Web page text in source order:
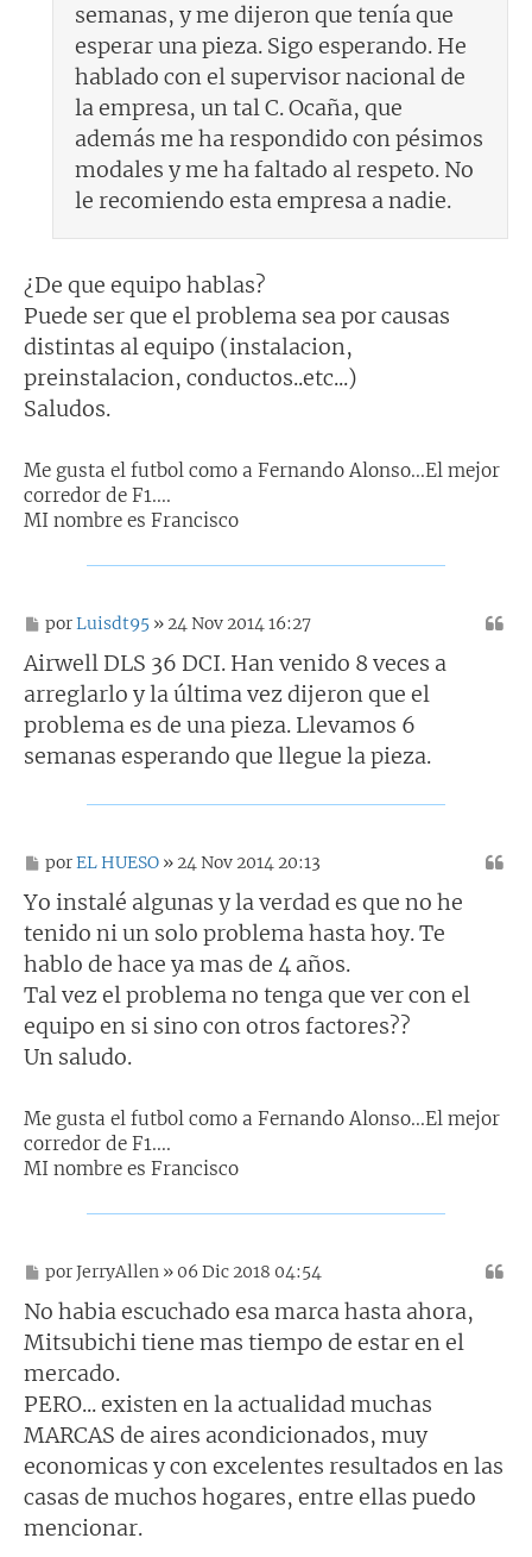
semanas, y me dijeron que tenía que
esperar una pieza. Sigo esperando. He
hablado con el supervisor nacional de
la empresa, un tal C. Ocaña, que
además me ha respondido con pésimos
modales y me ha faltado al respeto. No
le recomiendo esta empresa a nadie.
¿De que equipo hablas?
Puede ser que el problema sea por causas
distintas al equipo (instalacion,
preinstalacion, conductos..etc...)
Saludos.
Me gusta el futbol como a Fernando Alonso...El mejor
corredor de F1....
MI nombre es Francisco
M
n
a
j
e
porLuisdt95 » 24 Nov 2014 16:27
Airwell DLS 36 DCI. Han venido 8 veces a
arreglarlo y la última vez dijeron que el
problema es de una pieza. Llevamos 6
semanas esperando que llegue la pieza.
M
n
a
j
e
porEL HUESO » 24 Nov 2014 20:13
Yo instalé algunas y la verdad es que no he
tenido ni un solo problema hasta hoy. Te
hablo de hace ya mas de 4 años.
Tal vez el problema no tenga que ver con el
equipo en si sino con otros factores??
Un saludo.
Me gusta el futbol como a Fernando Alonso...El mejor
corredor de F1....
MI nombre es Francisco
M
n
a
j
e
porJerryAllen » 06 Dic 2018 04:54
No habia escuchado esa marca hasta ahora,
Mitsubichi tiene mas tiempo de estar en el
mercado.
PERO... existen en la actualidad muchas
MARCAS de aires acondicionados, muy
economicas y con excelentes resultados en las
casas de muchos hogares, entre ellas puedo
mencionar.